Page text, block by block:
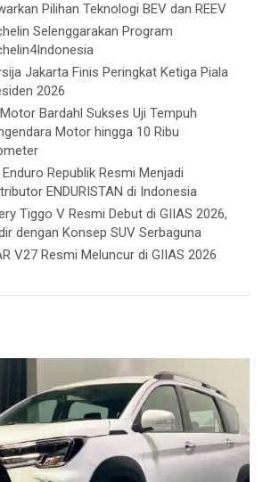
Pilihan Teknologi BEV dan REEV
Selenggarakan Program
Jakarta Finis Peringkat Ketiga Piala
2026
Bardahl Sukses Uji Tempuh
Motor hingga 10 Ribu
Enduro Republik Resmi Menjadi
ENDURISTAN di Indonesia
Tiggo V Resmi Debut di GIIAS 2026,
dengan Konsep SUV Serbaguna
V27 Resmi Meluncur di GIIAS 2026